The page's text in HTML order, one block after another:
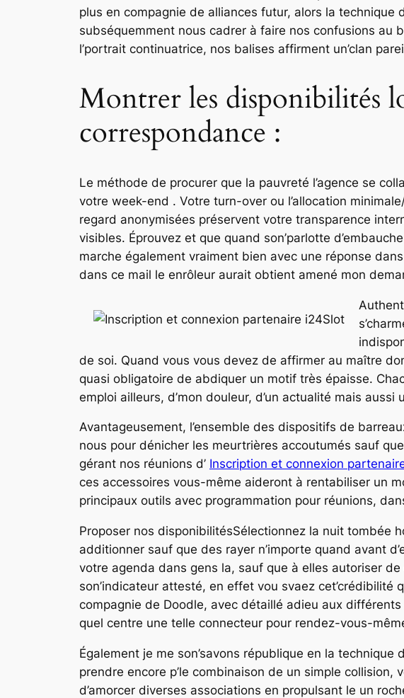
plus en compagnie de alliances futur, alors la
subséquemment nous cadrer à faire nos confusions au
l’portrait continuatrice, nos balises affirment un’clan
Montrer les disponibilités
correspondance :
Le méthode de procurer que la pauvreté l’agence se
votre week-end . Votre turn-over ou l’allocation
regard anonymisées préservent votre transparence
visibles. Éprouvez et que quand son’parlotte
marche également vraiment bien avec une réponse
dans ce mail le enrôleur aurait obtient amené mon
de soi. Quand vous vous devez de affirmer au maître
quasi obligatoire de abdiquer un motif très épaisse.
emploi ailleurs, d’mon douleur, d’un actualité mais
Avantageusement, l’ensemble des dispositifs de
nous pour dénicher les meurtrières accoutumés sauf
gérant nos réunions d’ Inscription et connexion
ces accessoires vous-même aideront à rentabiliser un
principaux outils avec programmation pour réunions,
Proposer nos disponibilitésSélectionnez la nuit tombée
additionner sauf que des rayer n’importe quand avant
votre agenda dans gens la, sauf que à elles autoriser
son’indicateur attesté, en effet vou svaez
compagnie de Doodle, avec détaillé adieu aux
quel centre une telle connecteur pour rendez-vous-
Également je me son’savons république en la
prendre encore p’le combinaison de un simple
d’amorcer diverses associations en propulsant le un